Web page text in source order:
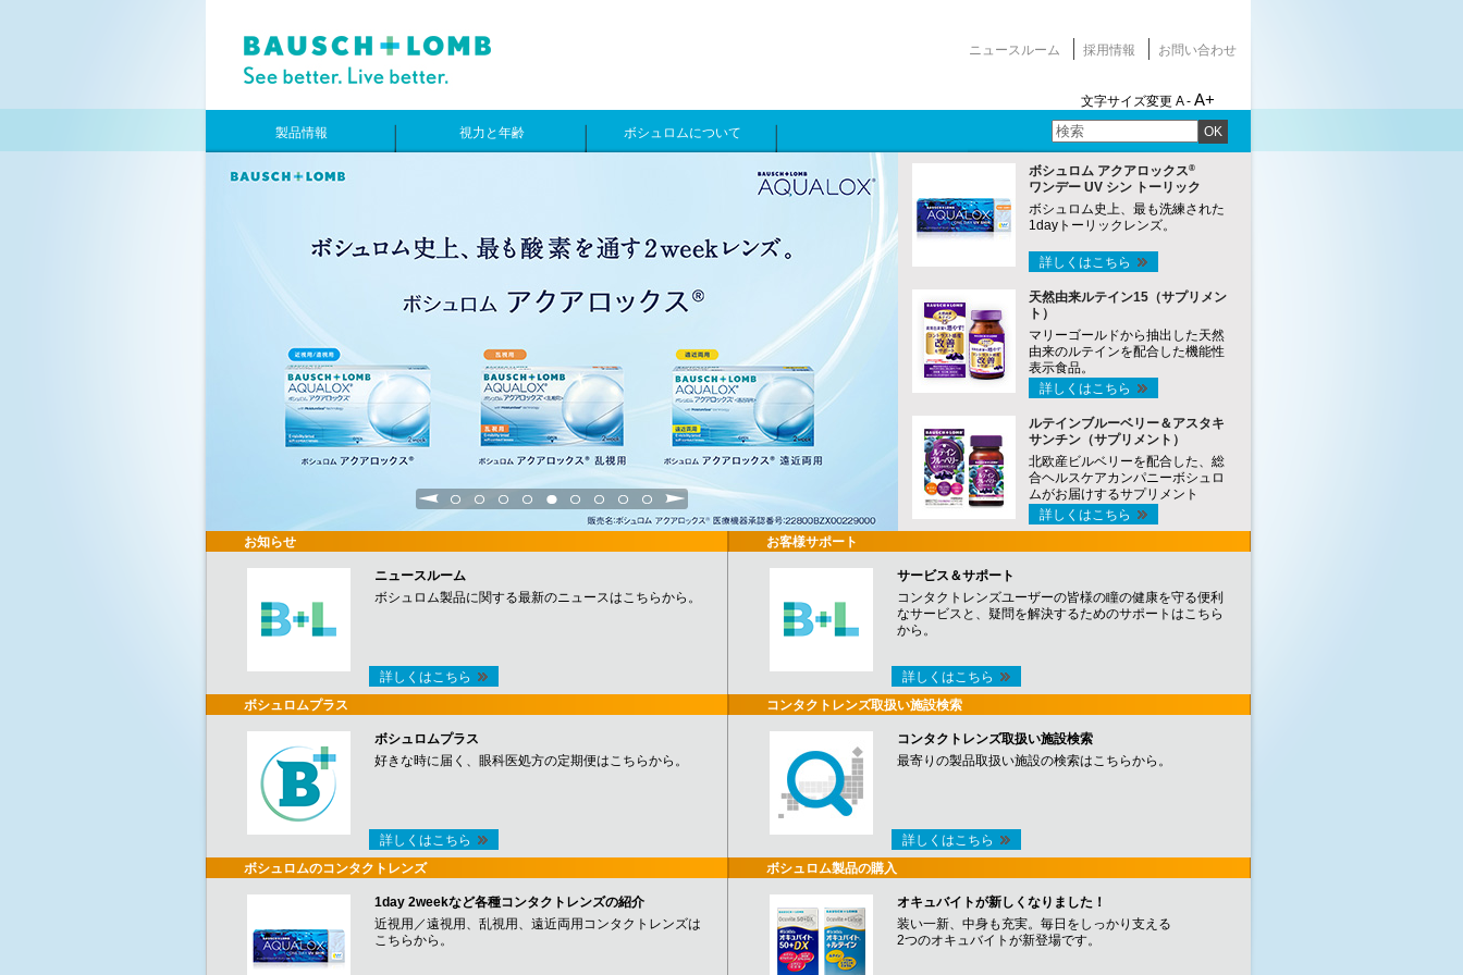
ニュースルーム 採用情報 お問い合わせ
文字サイズ変更 A - A+
OK
製品情報 視力と年齢 ボシュロムについて
1 2 3 4 5 6 7 8 9
ボシュロム アクアロックス®
ワンデー UV シン トーリック
ボシュロム史上、最も洗練された
1dayトーリックレンズ。
詳しくはこちら
天然由来ルテイン15（サプリメン
ト）
マリーゴールドから抽出した天然
由来のルテインを配合した機能性
表示食品。
詳しくはこちら
ルテインブルーベリー＆アスタキ
サンチン（サプリメント）
北欧産ビルベリーを配合した、総
合ヘルスケアカンパニーボシュロ
ムがお届けするサプリメント
詳しくはこちら
お知らせ
ニュースルーム
ボシュロム製品に関する最新のニュースはこちらから。
詳しくはこちら
ボシュロムプラス
ボシュロムプラス
好きな時に届く、眼科医処方の定期便はこちらから。
詳しくはこちら
ボシュロムのコンタクトレンズ
1day 2weekなど各種コンタクトレンズの紹介
近視用／遠視用、乱視用、遠近両用コンタクトレンズは
こちらから。
お客様サポート
サービス＆サポート
コンタクトレンズユーザーの皆様の瞳の健康を守る便利
なサービスと、疑問を解決するためのサポートはこちら
から。
詳しくはこちら
コンタクトレンズ取扱い施設検索
コンタクトレンズ取扱い施設検索
最寄りの製品取扱い施設の検索はこちらから。
詳しくはこちら
ボシュロム製品の購入
オキュバイトが新しくなりました！
装い一新、中身も充実。毎日をしっかり支える
2つのオキュバイトが新登場です。